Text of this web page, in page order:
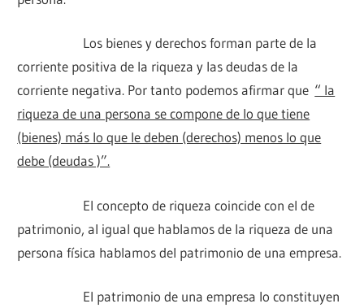
Los bienes y derechos forman parte de la
corriente positiva de la riqueza y las deudas de la
corriente negativa. Por tanto podemos afirmar que “ la
riqueza de una persona se compone de lo que tiene
(bienes) más lo que le deben (derechos) menos lo que
debe (deudas )”.
El concepto de riqueza coincide con el de
patrimonio, al igual que hablamos de la riqueza de una
persona física hablamos del patrimonio de una empresa.
El patrimonio de una empresa lo constituyen